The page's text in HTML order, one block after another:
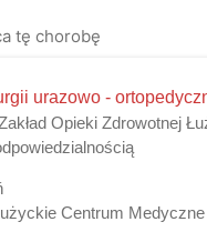
tę chorobę
urazowo -
Opieki Zdrowotnej
Centrum